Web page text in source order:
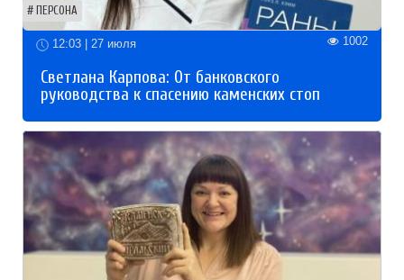
ПЕРСОНА
12:03 | 27 июля 1002
Светлана Карпова: От банковского
руководства к спасению каменских стоп